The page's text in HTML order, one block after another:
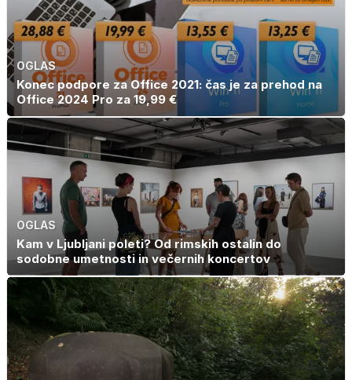
OGLAS
Konec podpore za Office 2021: čas je za prehod na
Office 2024 Pro za 19,99 €
OGLAS
Kam v Ljubljani poleti? Od rimskih ostalin do
sodobne umetnosti in večernih koncertov